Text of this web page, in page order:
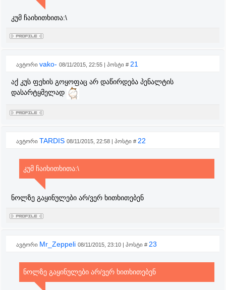
კუმ ჩაიხითხითა:\
ავტორი vako- 08/11/2015, 22:55 | პოსტი # 21
აქ კუს ფეხის გოყოფაც არ დაწირდება პენალტის
დასარტყმელად
ავტორი TARDIS 08/11/2015, 22:58 | პოსტი # 22
კუმ ჩაიხითხითა:\
ნოლზე გაყინულები არ/ვერ ხითხითებენ
ავტორი Mr_Zeppeli 08/11/2015, 23:10 | პოსტი # 23
ნოლზე გაყინულები არ/ვერ ხითხითებენ